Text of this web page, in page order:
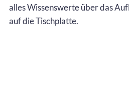
alles Wissenswerte über das
auf die Tischplatte.